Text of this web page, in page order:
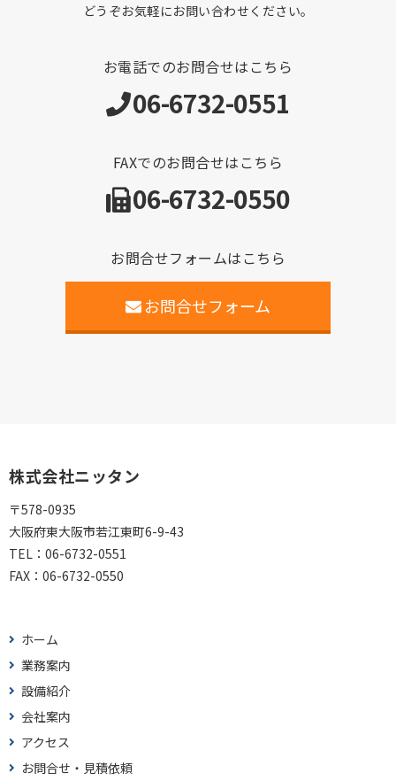
どうぞお気軽にお問い合わせください。
お電話でのお問合せはこちら
06-6732-0551
FAXでのお問合せはこちら
06-6732-0550
お問合せフォームはこちら
お問合せフォーム
株式会社ニッタン
〒578-0935
大阪府東大阪市若江東町6-9-43
TEL： 06-6732-0551
FAX： 06-6732-0550
ホーム
業務案内
設備紹介
会社案内
アクセス
お問合せ・見積依頼